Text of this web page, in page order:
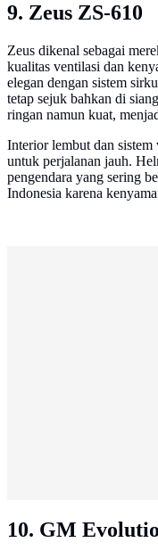
9. Zeus ZS-610
Zeus dikenal sebagai
kualitas ventilasi dan
elegan dengan sistem
tetap sejuk bahkan di
ringan namun kuat,
Interior lembut dan
untuk perjalanan jauh.
pengendara yang sering
Indonesia karena
10. GM